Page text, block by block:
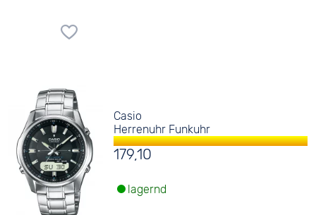
Casio
Herrenuhr Funkuhr
179,10
lagernd